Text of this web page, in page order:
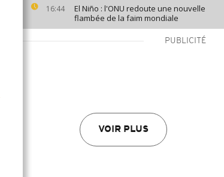
16:44
El Niño : l'ONU redoute une nouvelle
flambée de la faim mondiale
PUBLICITÉ
VOIR PLUS